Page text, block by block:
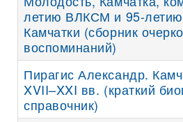
летию ВЛКСМ и 95-
Камчатки (сборник
воспоминаний)
Пирагис Александр.
XVII–XXI вв. (краткий
справочник)